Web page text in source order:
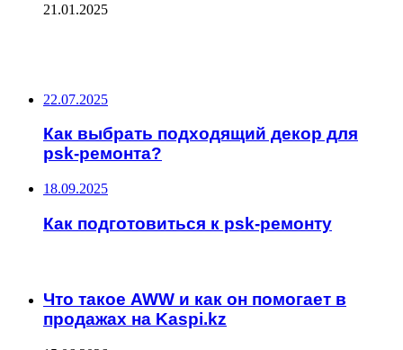
21.01.2025
22.07.2025
Как выбрать подходящий декор для
psk-ремонта?
18.09.2025
Как подготовиться к psk-ремонту
Что такое AWW и как он помогает в
продажах на Kaspi.kz